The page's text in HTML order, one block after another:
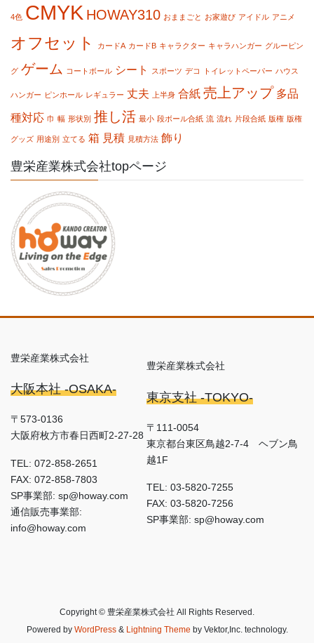
4色 CMYK HOWAY310 おままごと お家遊び アイドル アニメ
オフセット カードA カードB キャラクター キャラハンガー グルーピン
グ ゲーム コートボール シート スポーツ デコ トイレットペーパー ハウス
ハンガー ピンホール レギュラー 丈夫 上半身 合紙 売上アップ 多品
種対応 巾 幅 形状別 推し活 最小 段ボール合紙 流 流れ 片段合紙 版権 版権
グッズ 用途別 立てる 箱 見積 見積方法 飾り
豊栄産業株式会社topページ
豊栄産業株式会社
大阪本社 -OSAKA-
〒573-0136
大阪府枚方市春日西町2-27-28
TEL: 072-858-2651
FAX: 072-858-7803
SP事業部: sp@howay.com
通信販売事業部:
info@howay.com
豊栄産業株式会社
東京支社 -TOKYO-
〒111-0054
東京都台東区鳥越2-7-4 ヘブン鳥
越1F
TEL: 03-5820-7255
FAX: 03-5820-7256
SP事業部: sp@howay.com
Copyright © 豊栄産業株式会社 All Rights Reserved.
Powered by WordPress& Lightning Theme by Vektor,Inc. technology.